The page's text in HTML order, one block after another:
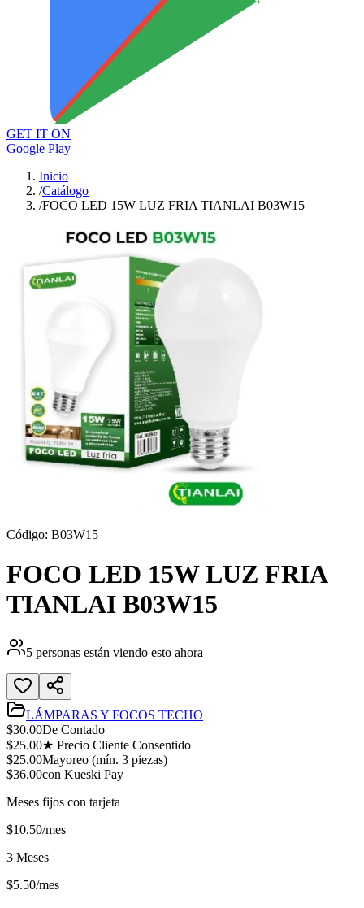
GET IT ON
Google Play
Inicio
/Catálogo
/FOCO LED 15W LUZ FRIA TIANLAI B03W15
Código: B03W15
FOCO LED 15W LUZ FRIA
TIANLAI B03W15
5 personas están viendo esto ahora
LÁMPARAS Y FOCOS TECHO
$30.00De Contado
$25.00★ Precio Cliente Consentido
$25.00Mayoreo (mín. 3 piezas)
$36.00con Kueski Pay
Meses fijos con tarjeta
$10.50/mes
3 Meses
$5.50/mes